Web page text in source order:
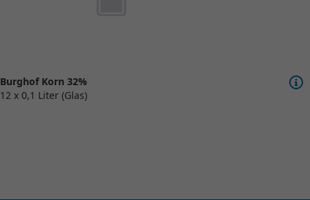
Burghof Korn 32%
12 x 0,1 Liter (Glas)